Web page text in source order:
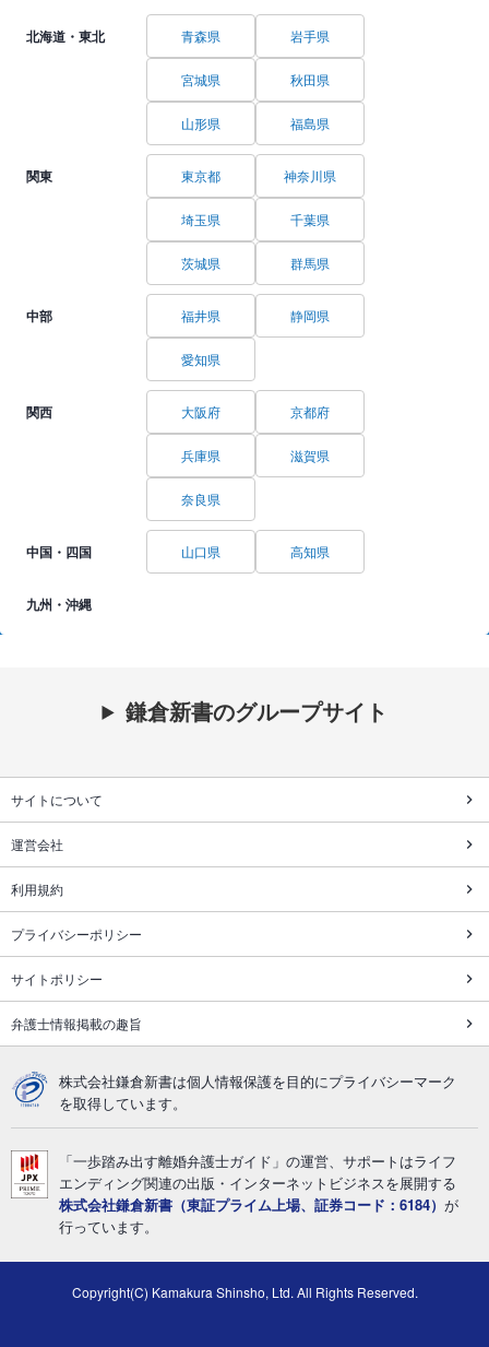
北海道・東北 青森県 岩手県
宮城県 秋田県
山形県 福島県
関東 東京都 神奈川県
埼玉県 千葉県
茨城県 群馬県
中部 福井県 静岡県
愛知県
関西 大阪府 京都府
兵庫県 滋賀県
奈良県
中国・四国 山口県 高知県
九州・沖縄
鎌倉新書のグループサイト
サイトについて
運営会社
利用規約
プライバシーポリシー
サイトポリシー
弁護士情報掲載の趣旨
株式会社鎌倉新書は個人情報保護を目的にプライバシーマーク
を取得しています。
「一歩踏み出す離婚弁護士ガイド」の運営、サポートはライフ
エンディング関連の出版・インターネットビジネスを展開する
株式会社鎌倉新書（東証プライム上場、証券コード：6184） が
行っています。
Copyright(C) Kamakura Shinsho, Ltd. All Rights Reserved.